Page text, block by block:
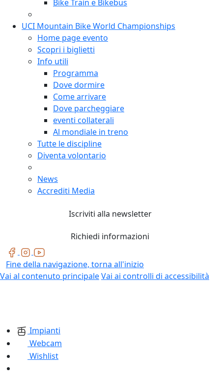
Bike Train e Bikebus
UCI Mountain Bike World Championships
Home page evento
Scopri i biglietti
Info utili
Programma
Dove dormire
Come arrivare
Dove parcheggiare
eventi collaterali
Al mondiale in treno
Tutte le discipline
Diventa volontario
News
Accrediti Media
Iscriviti alla newsletter
Richiedi informazioni
Fine della navigazione, torna all'inizio
Vai al contenuto principaleVai ai controlli di accessibilità
Impianti
Webcam
Wishlist